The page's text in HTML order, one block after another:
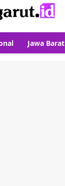
Jawa Barat